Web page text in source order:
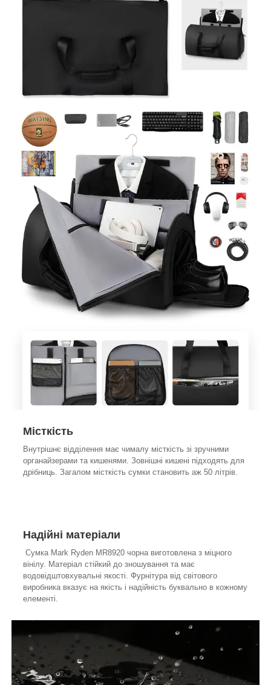
Місткість
Внутрішнє відділення має чималу місткість зі зручними
органайзерами та кишенями. Зовнішні кишені підходять для
дрібниць. Загалом місткість сумки становить аж 50 літрів.
Надійні матеріали
Сумка Mark Ryden MR8920 чорна виготовлена з міцного
вінілу. Матеріал стійкий до зношування та має
водовідштовхувальні якості. Фурнітура від світового
виробника вказує на якість і надійність буквально в кожному
елементі.